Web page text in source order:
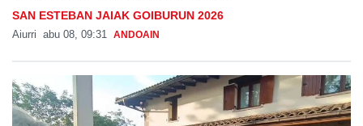
SAN ESTEBAN JAIAK GOIBURUN 2026
Aiurri abu 08, 09:31 ANDOAIN